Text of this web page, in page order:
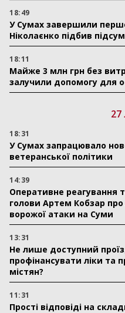
18:49
У Сумах завершили
Ніколаєнко підбив
18:11
Майже 3 млн грн без
залучили допомогу для
27
18:31
У Сумах запрацювало
ветеранської політики
14:39
Оперативне реагування
голови Артем Кобзар про
ворожої атаки на Суми
13:31
Не лише доступний
профінансувати ліки та
містян?
11:31
Прості відповіді на